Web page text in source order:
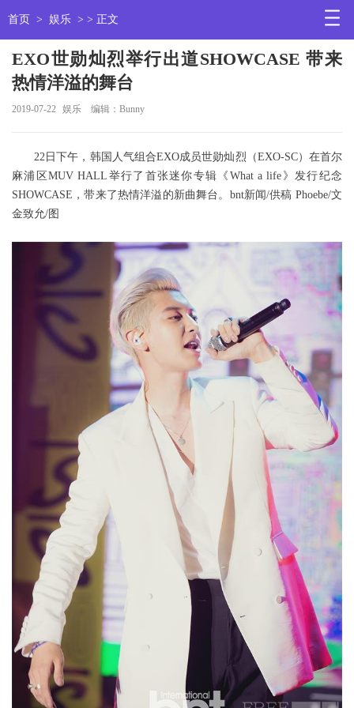
首页 > 娱乐 > > 正文
EXO世勋灿烈举行出道SHOWCASE 带来
热情洋溢的舞台
2019-07-22 娱乐 编辑：Bunny
22日下午，韩国人气组合EXO成员世勋灿烈（EXO-SC）在首尔
麻浦区MUV HALL举行了首张迷你专辑《What a life》发行纪念
SHOWCASE，带来了热情洋溢的新曲舞台。bnt新闻/供稿 Phoebe/文
金致允/图